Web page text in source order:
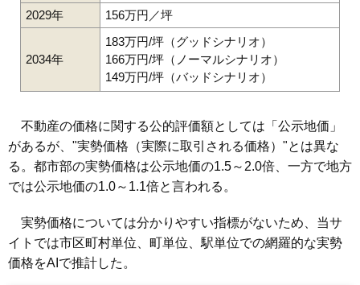
2029年
156万円／坪
2034年
183万円/坪（グッドシナリオ）
166万円/坪（ノーマルシナリオ）
149万円/坪（バッドシナリオ）
不動産の価格に関する公的評価額としては「公示地価」
があるが、"実勢価格（実際に取引される価格）"とは異な
る。都市部の実勢価格は公示地価の1.5～2.0倍、一方で地方
では公示地価の1.0～1.1倍と言われる。
実勢価格については分かりやすい指標がないため、当サ
イトでは市区町村単位、町単位、駅単位での網羅的な実勢
価格をAIで推計した。